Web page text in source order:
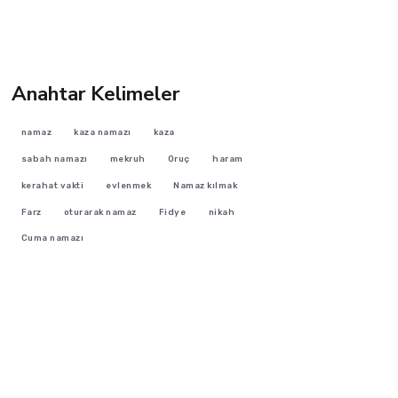
Anahtar Kelimeler
namaz kaza namazı kaza
sabah namazı mekruh Oruç haram
kerahat vakti evlenmek Namaz kılmak
Farz oturarak namaz Fidye nikah
Cuma namazı